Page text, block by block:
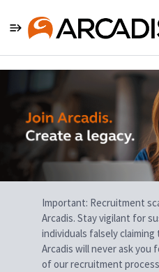
Single
Position
Important: Recruitment
Arcadis. Stay vigilant for
individuals falsely claiming
Arcadis will never ask you
of our recruitment